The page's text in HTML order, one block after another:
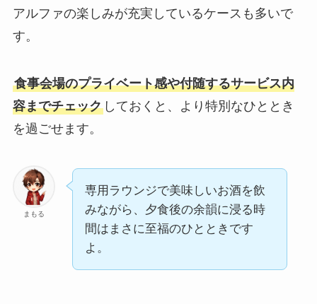
アルファの楽しみが充実しているケースも多いで
す。
食事会場のプライベート感や付随するサービス内
容までチェックしておくと、より特別なひととき
を過ごせます。
まもる
専用ラウンジで美味しいお酒を飲
みながら、夕食後の余韻に浸る時
間はまさに至福のひとときです
よ。